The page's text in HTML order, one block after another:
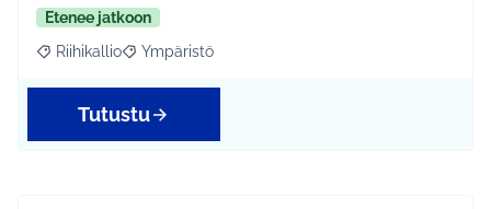
Etenee jatkoon
Rajaa tulokset aihepiirin mukaan: Riihikallio
Riihikallio Rajaa tulokset teeman mukaan: Ympäristö
Ympäristö
Tutustu